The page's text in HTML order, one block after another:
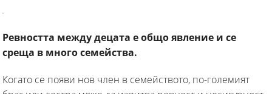
Ревността между децата е общо явление и се
среща в много семейства.
Когато се появи нов член в семейството, по-големият